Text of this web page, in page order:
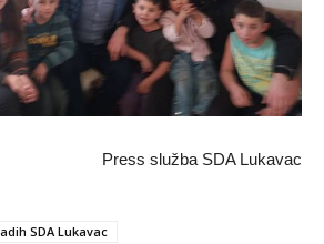
Press služba SDA Lukavac
SDA Lukavac